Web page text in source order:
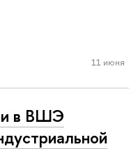
1930-х - 1950-е гг. на11 июня
в ВШЭ